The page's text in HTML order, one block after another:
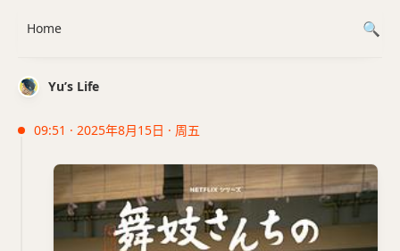
Yu’s Life
09:51 · 2025年8月15日 · 周五
Home